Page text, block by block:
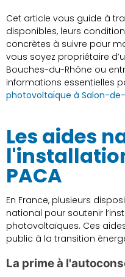
Cet article vous guide à
disponibles, leurs
concrètes à suivre pour
vous soyez propriétaire
Bouches-du-Rhône ou
informations essentielles
photovoltaïque à Salon-
Les aides
PACA
En France, plusieurs
national pour soutenir
photovoltaïques. Ces
public à la transition
La prime à